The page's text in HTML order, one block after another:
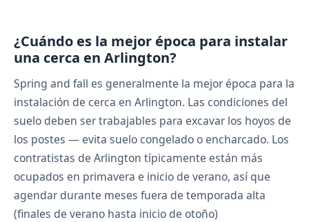
¿Cuándo es la mejor época para instalar
una cerca en Arlington?
Spring and fall es generalmente la mejor época para la
instalación de cerca en Arlington. Las condiciones del
suelo deben ser trabajables para excavar los hoyos de
los postes — evita suelo congelado o encharcado. Los
contratistas de Arlington típicamente están más
ocupados en primavera e inicio de verano, así que
agendar durante meses fuera de temporada alta
(finales de verano hasta inicio de otoño)